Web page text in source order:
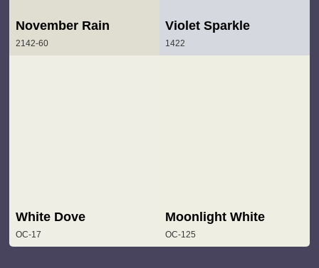
November Rain
2142-60
Violet Sparkle
1422
White Dove
OC-17
Moonlight White
OC-125